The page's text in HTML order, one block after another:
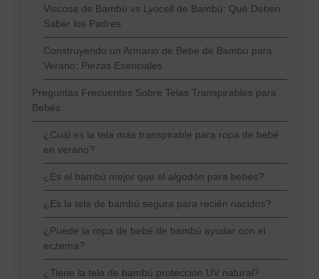
Viscosa de Bambú vs Lyocell de Bambú: Qué Deben
Saber los Padres
Construyendo un Armario de Bebé de Bambú para
Verano: Piezas Esenciales
Preguntas Frecuentes Sobre Telas Transpirables para
Bebés
¿Cuál es la tela más transpirable para ropa de bebé
en verano?
¿Es el bambú mejor que el algodón para bebés?
¿Es la tela de bambú segura para recién nacidos?
¿Puede la ropa de bebé de bambú ayudar con el
eczema?
¿Tiene la tela de bambú protección UV natural?